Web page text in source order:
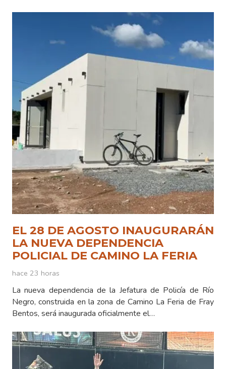
EL 28 DE AGOSTO INAUGURARÁN
LA NUEVA DEPENDENCIA
POLICIAL DE CAMINO LA FERIA
hace 23 horas
La nueva dependencia de la Jefatura de Policía de Río
Negro, construida en la zona de Camino La Feria de Fray
Bentos, será inaugurada oficialmente el…